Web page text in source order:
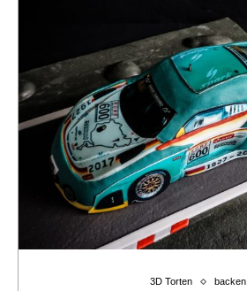
3D Torten backen